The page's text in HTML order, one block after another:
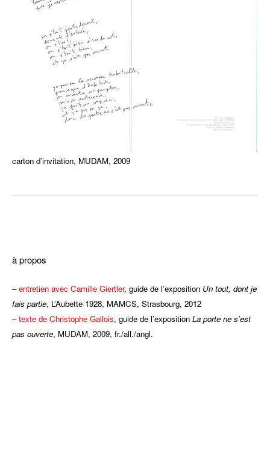
carton d’invitation, MUDAM, 2009
à propos
–entretien avec Camille Giertler, guide de l’exposition Un tout, dont je
fais partie, L’Aubette 1928, MAMCS, Strasbourg, 2012
–texte de Christophe Gallois, guide de l’exposition La porte ne s’est
pas ouverte, MUDAM, 2009, fr./all./angl.